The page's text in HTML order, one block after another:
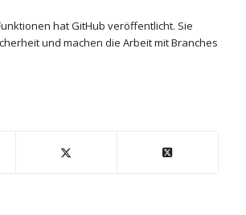
hat GitHub veröffentlicht. Sie
und machen die Arbeit mit Branches